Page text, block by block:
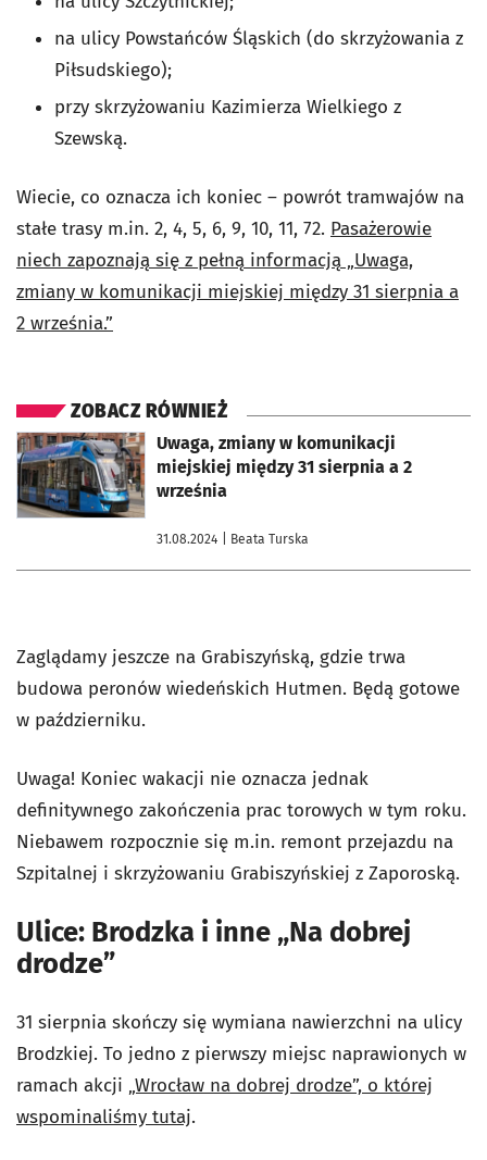
na ulicy Powstańców Śląskich (do skrzyżowania z
Piłsudskiego);
przy skrzyżowaniu Kazimierza Wielkiego z
Szewską.
Wiecie, co oznacza ich koniec – powrót tramwajów na
stałe trasy m.in. 2, 4, 5, 6, 9, 10, 11, 72. Pasażerowie
niech zapoznają się z pełną informacją „Uwaga,
zmiany w komunikacji miejskiej między 31 sierpnia a
2 września.”
ZOBACZ RÓWNIEŻ
Uwaga, zmiany w komunikacji
miejskiej między 31 sierpnia a 2
września
31.08.2024 | Beata Turska
otworzy się w nowej karcie
Zaglądamy jeszcze na Grabiszyńską, gdzie trwa
budowa peronów wiedeńskich Hutmen. Będą gotowe
w październiku.
Uwaga! Koniec wakacji nie oznacza jednak
definitywnego zakończenia prac torowych w tym roku.
Niebawem rozpocznie się m.in. remont przejazdu na
Szpitalnej i skrzyżowaniu Grabiszyńskiej z Zaporoską.
Ulice: Brodzka i inne „Na dobrej
drodze”
31 sierpnia skończy się wymiana nawierzchni na ulicy
Brodzkiej. To jedno z pierwszy miejsc naprawionych w
ramach akcji „Wrocław na dobrej drodze”, o której
wspominaliśmy tutaj.